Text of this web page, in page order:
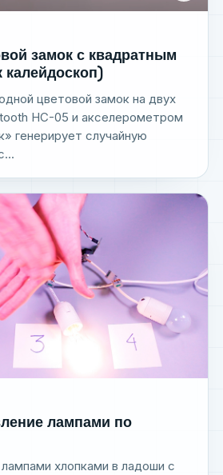
замок с квадратным
цветовой замок на двух
HC-05 и акселерометром
генерирует случайную
лампами по
хлопками в ладоши с